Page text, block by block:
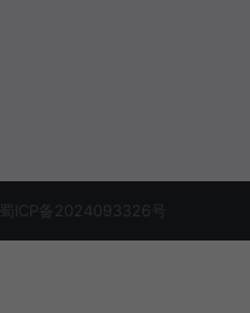
蜀ICP备2024093326号